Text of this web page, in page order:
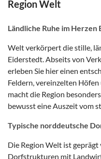
Region Welt
Ländliche Ruhe im Herzen
Welt verkörpert die stille,
Eiderstedt. Abseits von
erleben Sie hier einen
Feldern, vereinzelten
macht die Region
bewusst eine Auszeit vom
Typische norddeutsche
Die Region Welt ist
Dorfstrukturen mit